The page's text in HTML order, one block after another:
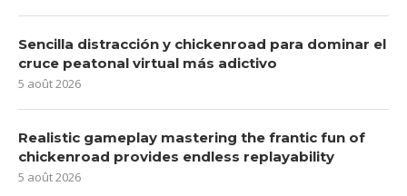
Sencilla distracción y chickenroad para dominar el
cruce peatonal virtual más adictivo
5 août 2026
Realistic gameplay mastering the frantic fun of
chickenroad provides endless replayability
5 août 2026